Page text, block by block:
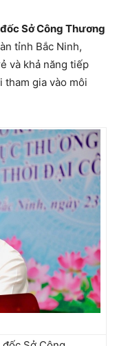
Sở Công Thương
tỉnh Bắc Ninh,
và khả năng tiếp
tham gia vào môi